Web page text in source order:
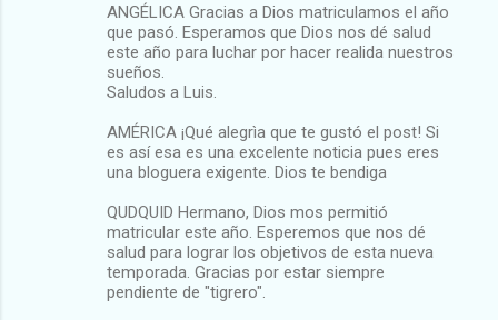
ANGÉLICA Gracias a Dios matriculamos el año
que pasó. Esperamos que Dios nos dé salud
este año para luchar por hacer realida nuestros
sueños.
Saludos a Luis.
AMÉRICA ¡Qué alegrìa que te gustó el post! Si
es así esa es una excelente noticia pues eres
una bloguera exigente. Dios te bendiga
QUDQUID Hermano, Dios mos permitió
matricular este año. Esperemos que nos dé
salud para lograr los objetivos de esta nueva
temporada. Gracias por estar siempre
pendiente de "tigrero".